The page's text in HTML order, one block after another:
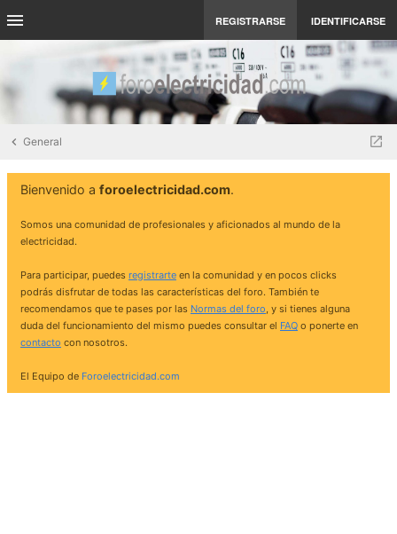
REGISTRARSE IDENTIFICARSE
General
Bienvenido a foroelectricidad.com.
Somos una comunidad de profesionales y aficionados al mundo de la
electricidad.
Para participar, puedes registrarte en la comunidad y en pocos clicks
podrás disfrutar de todas las características del foro. También te
recomendamos que te pases por las Normas del foro, y si tienes alguna
duda del funcionamiento del mismo puedes consultar el FAQ o ponerte en
contacto con nosotros.
El Equipo de Foroelectricidad.com